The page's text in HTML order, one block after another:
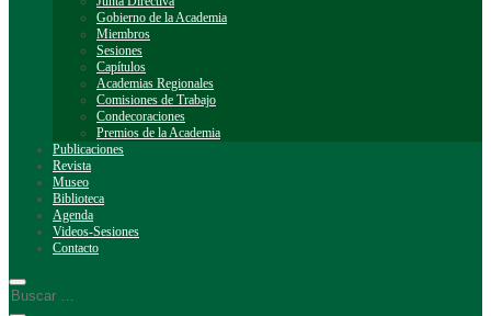
Gobierno de la Academia
Miembros
Sesiones
Capítulos
Academias Regionales
Comisiones de Trabajo
Condecoraciones
Premios de la Academia
Publicaciones
Revista
Museo
Biblioteca
Agenda
Videos-Sesiones
Contacto